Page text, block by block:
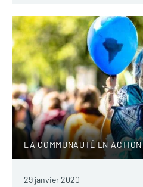
LA COMMUNAUTÉ EN ACTION
29 janvier 2020